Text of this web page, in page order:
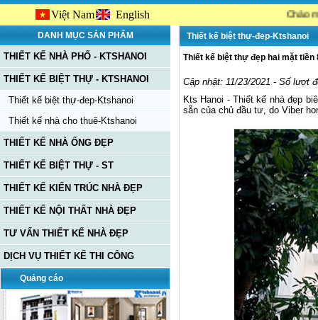
Việt Nam English Chào mừng
DANH MỤC SẢN PHẨM
THIẾT KẾ NHÀ PHỐ - KTSHANOI
THIẾT KẾ BIỆT THỰ - KTSHANOI
Thiết kế biệt thự-đep-Ktshanoi
Thiết kế nhà cho thuê-Ktshanoi
THIẾT KẾ NHÀ ỐNG ĐẸP
THIẾT KẾ BIỆT THỰ - ST
THIẾT KẾ KIẾN TRÚC NHÀ ĐẸP
THIẾT KẾ NỘI THẤT NHÀ ĐẸP
TƯ VẤN THIẾT KẾ NHÀ ĐẸP
DỊCH VỤ THIẾT KẾ THI CÔNG
Quảng cáo
Thiết kế biệt thự-đep-Ktshanoi
Thiết kế biệt thự đẹp hai mặt tiền
Cập nhật: 11/23/2021 - Số lượt
Kts Hanoi - Thiết kế nhà đẹp
sẵn của chủ đầu tư, do Viber